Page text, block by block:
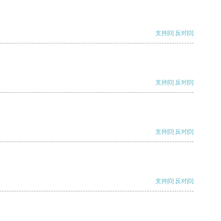
支持[0] 反对[0]
支持[0] 反对[0]
支持[0] 反对[0]
支持[0] 反对[0]